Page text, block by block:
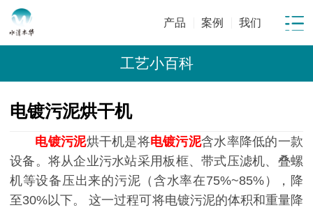
产品 案例 我们
工艺小百科
电镀污泥烘干机
电镀污泥烘干机是将电镀污泥含水率降低的一款
设备。将从企业污水站采用板框、带式压滤机、叠螺
机等设备压出来的污泥（含水率在75%~85%），降
至30%以下。这一过程可将电镀污泥的体积和重量降